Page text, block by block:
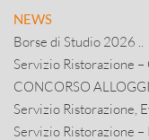
NEWS
Borse di Studio 2026 ..
Servizio Ristorazione –
CONCORSO ALLOGGI
Servizio Ristorazione,
Servizio Ristorazione –